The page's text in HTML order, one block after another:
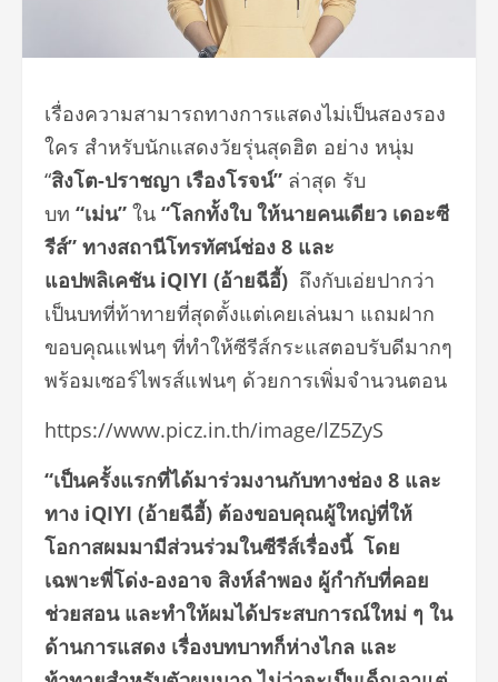
เรื่องความสามารถทางการแสดงไม่เป็นสองรอง
ใคร สำหรับนักแสดงวัยรุ่นสุดฮิต อย่าง หนุ่ม
“สิงโต-ปราชญา เรืองโรจน์” ล่าสุด รับ
บท “เม่น” ใน “โลกทั้งใบ ให้นายคนเดียว เดอะซี
รีส์” ทางสถานีโทรทัศน์ช่อง 8 และ
แอปพลิเคชัน iQIYI (อ้ายฉีอี้) ถึงกับเอ่ยปากว่า
เป็นบทที่ท้าทายที่สุดตั้งแต่เคยเล่นมา แถมฝาก
ขอบคุณแฟนๆ ที่ทำให้ซีรีส์กระแสตอบรับดีมากๆ
พร้อมเซอร์ไพรส์แฟนๆ ด้วยการเพิ่มจำนวนตอน
https://www.picz.in.th/image/lZ5ZyS
“เป็นครั้งแรกที่ได้มาร่วมงานกับทางช่อง 8 และ
ทาง iQIYI (อ้ายฉีอี้) ต้องขอบคุณผู้ใหญ่ที่ให้
โอกาสผมมามีส่วนร่วมในซีรีส์เรื่องนี้ โดย
เฉพาะพี่โด่ง-องอาจ สิงห์ลำพอง ผู้กำกับที่คอย
ช่วยสอน และทำให้ผมได้ประสบการณ์ใหม่ ๆ ใน
ด้านการแสดง เรื่องบทบาทก็ห่างไกล และ